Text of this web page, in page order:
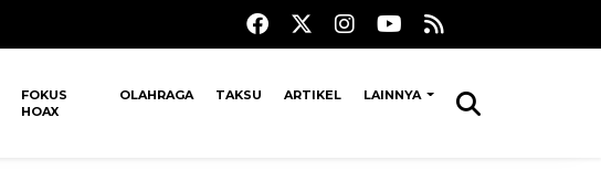
FOKUS
HOAX
OLAHRAGA TAKSU ARTIKEL LAINNYA